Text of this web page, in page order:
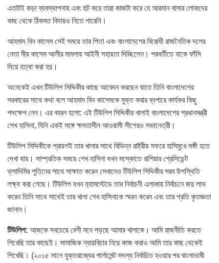
এতটাই কড়া ব্যবস্থাপনায় এবং হুট করে তারা কাজটা করে যে আরমান বাসার লোকদের
কাছ থেকে ঠিকমত বিদায়ও নিতে পারেনি।
আহমাদ বিন কাসেম সেই সময়ে তার পিতা এবং বাংলাদেশের বিরোধী রাজনৈতিক দলের
নেতা মীর কাসেম আলীর মামলায় আইনী সহায়তা দিচ্ছিলেন। পরবর্তীতে যাকে ফাঁসি
দিয়ে হত্যা করা হয়।
অনেকেই এখন টিউলিপ সিদ্দিকীর কাছে আবেদন করছেন যাতে তিনি বাংলাদেশের
সরকারের সাথে কথা বলে আহমাদ বিন কাসেমকে মুক্ত করার ব্যপারে কার্যকর কিছু
পদক্ষেপ নেন। এর কারন হলো: এই টিউলিপ সিদ্দিকীর খালাই বাংলাদেশের প্রধানমন্ত্রী
শেখ হাসিনা, যিনি একই সঙ্গে ক্ষমতাসীন আওয়ামী লীগেরও সভানেত্রী।
টিউলিপ সিদ্দিকীকে প্রায়শই তার খালার সাথে বিভিন্ন রাষ্ট্রীয় সফরে হাসিমুখে সঙ্গী হতে
দেখা যায়। সাম্প্রতিক সময়ে শেখ হাসিনা যখন মস্কোতে রাশিয়ার প্রেসিডেন্ট
ভ্লাদিমির পুতিনের সাথে সাক্ষাত করেন সেখানেও টিউলিপ সিদ্দিকীর সরব উপস্থিতি
লক্ষ্য করা গেছে। টিউলিপ যখন হ্যামস্টেডে তার নির্বাচনী এলাকায় নির্বাচনে জয় লাভ
করেন তিনি সাথে সাথেই তার খালা শেখ হাসিনাকে স্মরন করেন এবং তার প্রতি কৃতজ্ঞতা
জানান।
টিউলিপ: আজকে সবচেয়ে বেশী মনে পড়ছে আমার খালাকে। আমি রাজনীতি করতে
শিখেছি তার কাছেই। সামাজিক ন্যায়বিচার নিয়ে কাজ করাও আমি তার কাছ থেকেই
শিখেছি। (২০১৫ সালে যুক্তরাজ্যের পার্লামেন্ট সদস্য নির্বাচিত হওয়ার পর বাংলাভাষী